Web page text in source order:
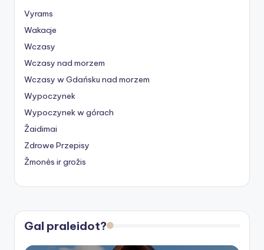
Vyrams
Wakacje
Wczasy
Wczasy nad morzem
Wczasy w Gdańsku nad morzem
Wypoczynek
Wypoczynek w górach
Žaidimai
Zdrowe Przepisy
Žmonės ir grožis
Gal praleidot?